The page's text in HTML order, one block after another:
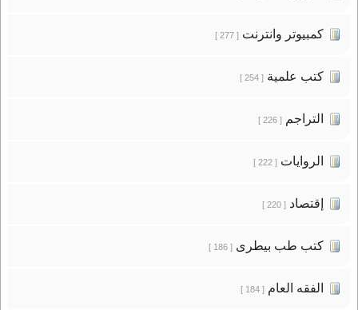
كمبيوتر وانترنت[ 277 ]
كتب علمية[ 254 ]
التراجم[ 226 ]
الروايات[ 222 ]
إقتصاد[ 220 ]
كتب طب بيطرى[ 186 ]
الفقه العام[ 184 ]